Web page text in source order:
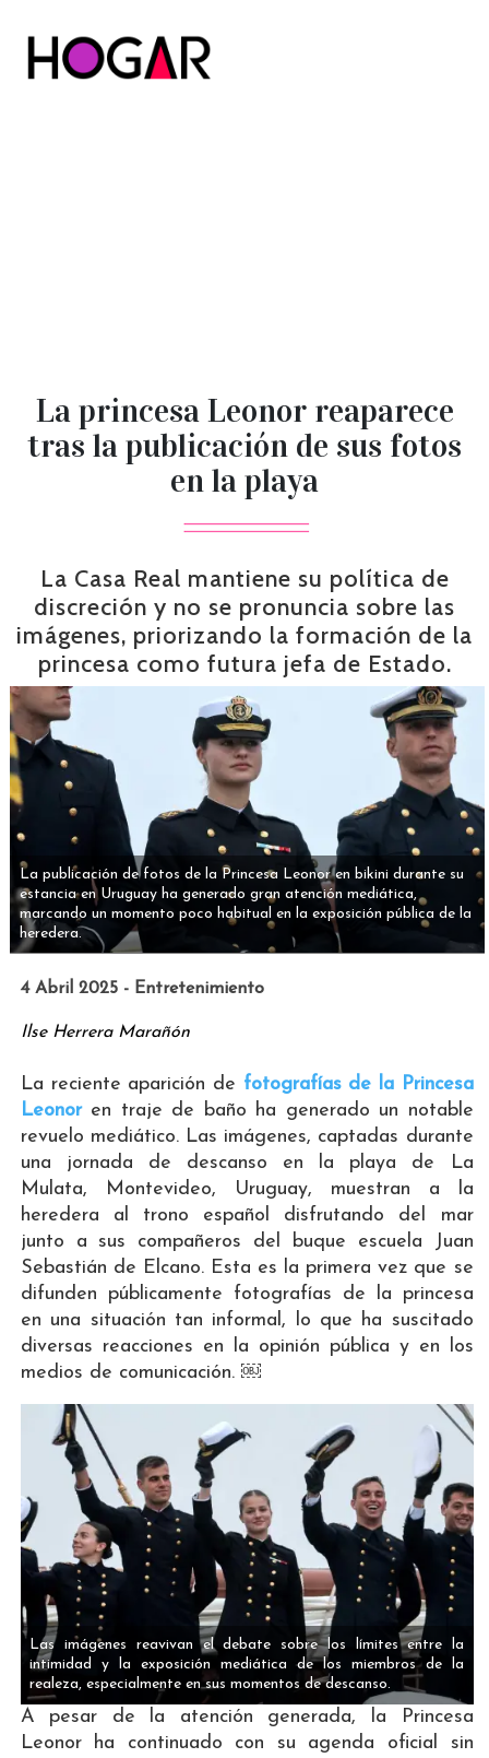
La princesa Leonor reaparece
tras la publicación de sus fotos
en la playa
La Casa Real mantiene su política de
discreción y no se pronuncia sobre las
imágenes, priorizando la formación de la
princesa como futura jefa de Estado.
La publicación de fotos de la Princesa Leonor en bikini durante su
estancia en Uruguay ha generado gran atención mediática,
marcando un momento poco habitual en la exposición pública de la
heredera.
4 Abril 2025 - Entretenimiento
Ilse Herrera Marañón
La reciente aparición de fotografías de la Princesa
Leonoren traje de baño ha generado un notable
revuelo mediático. Las imágenes, captadas durante
una jornada de descanso en la playa de La
Mulata, Montevideo, Uruguay, muestran a la
heredera al trono español disfrutando del mar
junto a sus compañeros del buque escuela Juan
Sebastián de Elcano. Esta es la primera vez que se
difunden públicamente fotografías de la princesa
en una situación tan informal, lo que ha suscitado
diversas reacciones en la opinión pública y en los
medios de comunicación. ￼
Las imágenes reavivan el debate sobre los límites entre la
intimidad y la exposición mediática de los miembros de la
realeza, especialmente en sus momentos de descanso.
A pesar de la atención generada, la Princesa
Leonor ha continuado con su agenda oficial sin